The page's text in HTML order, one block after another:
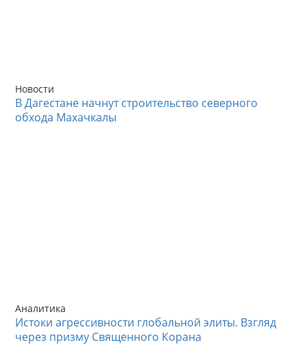
Новости
В Дагестане начнут строительство северного
обхода Махачкалы
Аналитика
Истоки агрессивности глобальной элиты. Взгляд
через призму Священного Корана